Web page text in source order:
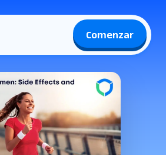
Comenzar